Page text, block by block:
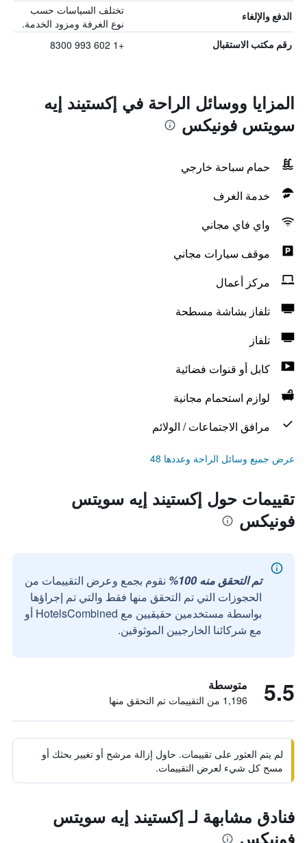
الدفع والإلغاء
تختلف السياسات حسب
نوع الغرفة ومزود الخدمة.
رقم مكتب الاستقبال +1 602 993 8300
المزايا ووسائل الراحة في إكستيند إيه
سويتس فونيكس
حمام سباحة خارجي
خدمة الغرف
واي فاي مجاني
موقف سيارات مجاني
مركز أعمال
تلفاز بشاشة مسطحة
تلفاز
كابل أو قنوات فضائية
لوازم استحمام مجانية
مرافق الاجتماعات / الولائم
عرض جميع وسائل الراحة وعددها 48
تقييمات حول إكستيند إيه سويتس
فونيكس
تم التحقق منه 100%
نقوم بجمع وعرض التقييمات من
الحجوزات التي تم التحقق منها فقط والتي تم إجراؤها
بواسطة مستخدمين حقيقيين مع HotelsCombined أو
مع شركائنا الخارجيين الموثوقين.
5.5 متوسطة
1,196 من التقييمات تم التحقق منها
لم يتم العثور على تقييمات. حاول إزالة مرشح أو تغيير بحثك أو
مسح كل شيء لعرض التقييمات.
فنادق مشابهة لـ إكستيند إيه سويتس
فونيكس